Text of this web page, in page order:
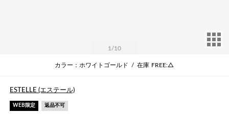
1 /10
カラー：ホワイトゴールド / 在庫 FREE:△
ESTELLE (エステール)
WEB限定 返品不可